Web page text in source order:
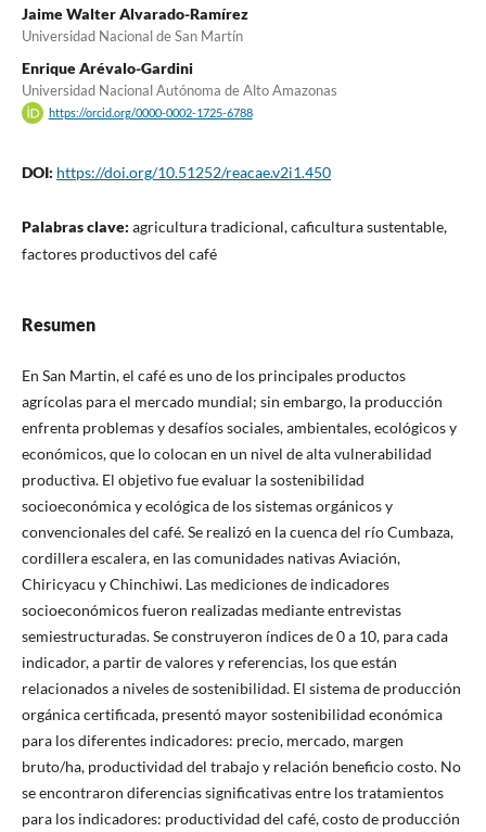
Jaime Walter Alvarado-Ramírez
Universidad Nacional de San Martín
Enrique Arévalo-Gardini
Universidad Nacional Autónoma de Alto Amazonas
https://orcid.org/0000-0002-1725-6788
DOI: https://doi.org/10.51252/reacae.v2i1.450
Palabras clave: agricultura tradicional, caficultura sustentable,
factores productivos del café
Resumen
En San Martin, el café es uno de los principales productos
agrícolas para el mercado mundial; sin embargo, la producción
enfrenta problemas y desafíos sociales, ambientales, ecológicos y
económicos, que lo colocan en un nivel de alta vulnerabilidad
productiva. El objetivo fue evaluar la sostenibilidad
socioeconómica y ecológica de los sistemas orgánicos y
convencionales del café. Se realizó en la cuenca del río Cumbaza,
cordillera escalera, en las comunidades nativas Aviación,
Chiricyacu y Chinchiwi. Las mediciones de indicadores
socioeconómicos fueron realizadas mediante entrevistas
semiestructuradas. Se construyeron índices de 0 a 10, para cada
indicador, a partir de valores y referencias, los que están
relacionados a niveles de sostenibilidad. El sistema de producción
orgánica certificada, presentó mayor sostenibilidad económica
para los diferentes indicadores: precio, mercado, margen
bruto/ha, productividad del trabajo y relación beneficio costo. No
se encontraron diferencias significativas entre los tratamientos
para los indicadores: productividad del café, costo de producción